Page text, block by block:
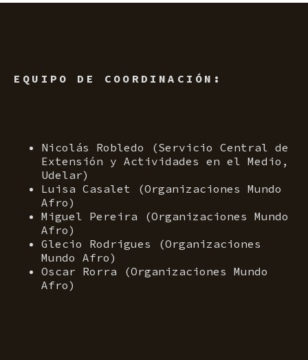
EQUIPO DE COORDINACIÓN:
Nicolás Robledo (Servicio Central de
Extensión y Actividades en el Medio,
Udelar)
Luisa Casalet (Organizaciones Mundo
Afro)
Miguel Pereira (Organizaciones Mundo
Afro)
Glecio Rodrigues (Organizaciones
Mundo Afro)
Oscar Rorra (Organizaciones Mundo
Afro)